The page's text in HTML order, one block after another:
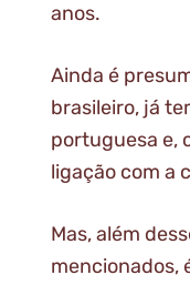
anos.
Ainda é
brasileiro, já
portuguesa e,
ligação com a
Mas, além
mencionados,